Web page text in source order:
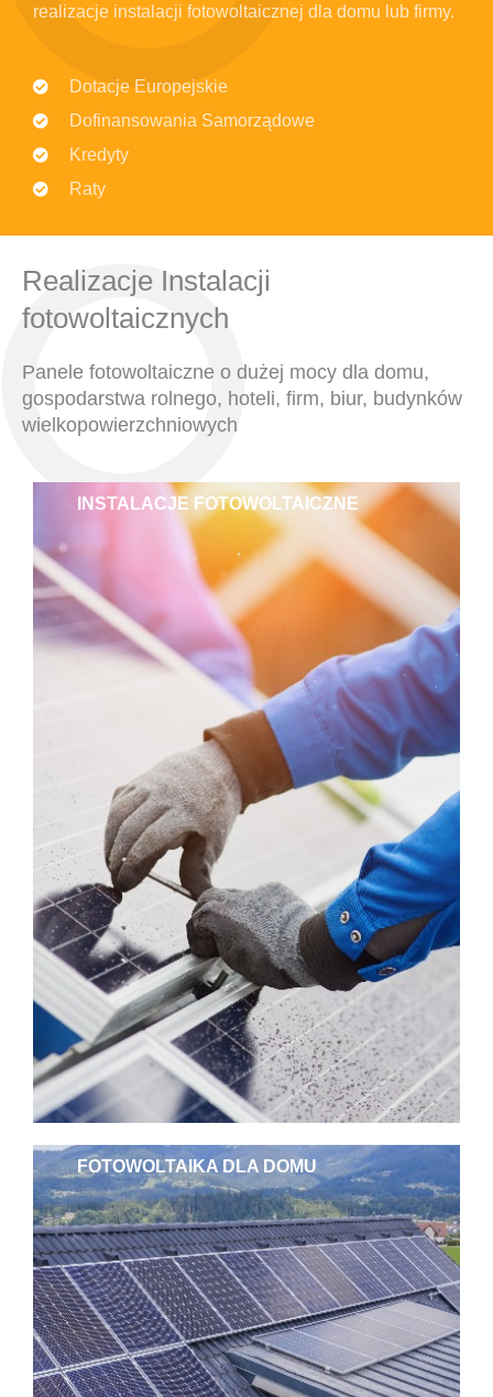
realizacje instalacji fotowoltaicznej dla domu lub firmy.
Dotacje Europejskie
Dofinansowania Samorządowe
Kredyty
Raty
Realizacje Instalacji
fotowoltaicznych
Panele fotowoltaiczne o dużej mocy dla domu,
gospodarstwa rolnego, hoteli, firm, biur, budynków
wielkopowierzchniowych
INSTALACJE FOTOWOLTAICZNE
FOTOWOLTAIKA DLA DOMU